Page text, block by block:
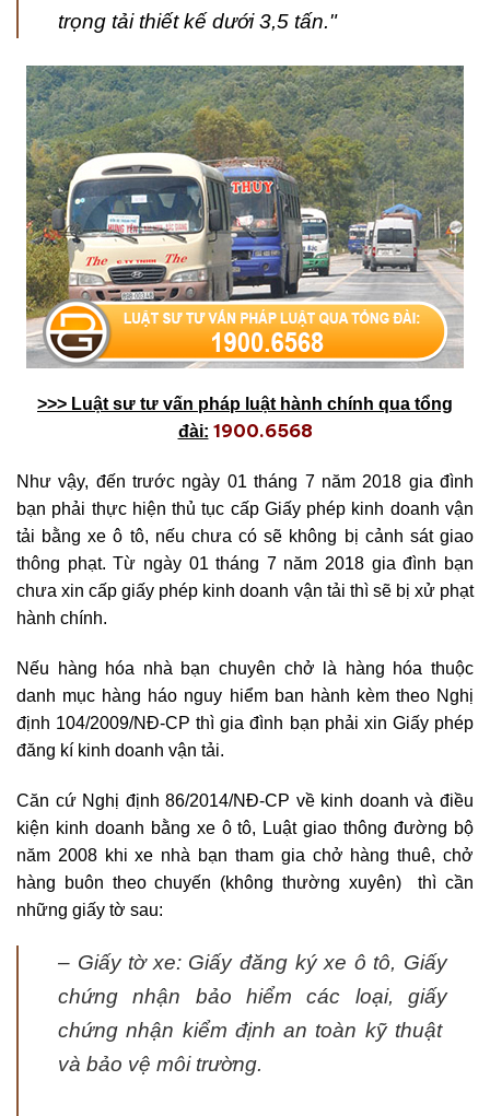
trọng tải thiết kế dưới 3,5 tấn."
>>> Luật sư tư vấn pháp luật hành chính qua tổng
đài: 1900.6568
Như vậy, đến trước ngày 01 tháng 7 năm 2018 gia đình
bạn phải thực hiện thủ tục cấp Giấy phép kinh doanh vận
tải bằng xe ô tô, nếu chưa có sẽ không bị cảnh sát giao
thông phạt. Từ ngày 01 tháng 7 năm 2018 gia đình bạn
chưa xin cấp giấy phép kinh doanh vận tải thì sẽ bị xử phạt
hành chính.
Nếu hàng hóa nhà bạn chuyên chở là hàng hóa thuộc
danh mục hàng háo nguy hiểm ban hành kèm theo Nghị
định 104/2009/NĐ-CP thì gia đình bạn phải xin Giấy phép
đăng kí kinh doanh vận tải.
Căn cứ Nghị định 86/2014/NĐ-CP về kinh doanh và điều
kiện kinh doanh bằng xe ô tô, Luật giao thông đường bộ
năm 2008 khi xe nhà bạn tham gia chở hàng thuê, chở
hàng buôn theo chuyến (không thường xuyên) thì cần
những giấy tờ sau:
– Giấy tờ xe: Giấy đăng ký xe ô tô, Giấy
chứng nhận bảo hiểm các loại, giấy
chứng nhận kiểm định an toàn kỹ thuật
và bảo vệ môi trường.